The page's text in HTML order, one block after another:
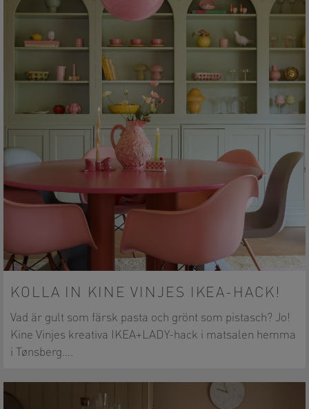
KOLLA IN KINE VINJES IKEA-HACK!
Vad är gult som färsk pasta och grönt som pistasch? Jo!
Kine Vinjes kreativa IKEA+LADY-hack i matsalen hemma
i Tønsberg….